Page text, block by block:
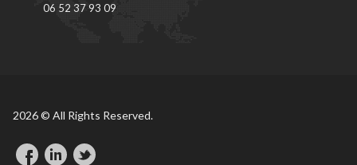
06 52 37 93 09
2026 © All Rights Reserved.